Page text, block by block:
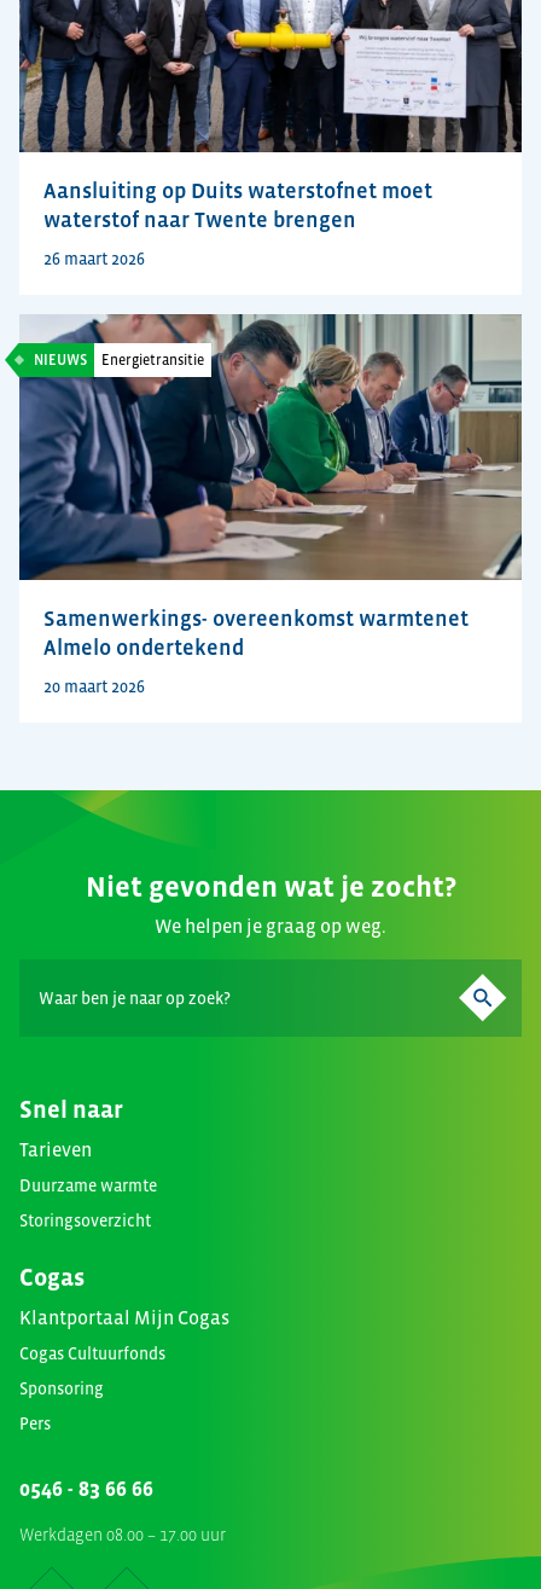
Aansluiting op Duits waterstofnet moet
waterstof naar Twente brengen
26 maart 2026
NIEUWS Energietransitie
Samenwerkings- overeenkomst warmtenet
Almelo ondertekend
20 maart 2026
Niet gevonden wat je zocht?
We helpen je graag op weg.
Snel naar
Tarieven
Duurzame warmte
Storingsoverzicht
Cogas
Klantportaal Mijn Cogas
Cogas Cultuurfonds
Sponsoring
Pers
0546 - 83 66 66
Werkdagen 08.00 – 17.00 uur